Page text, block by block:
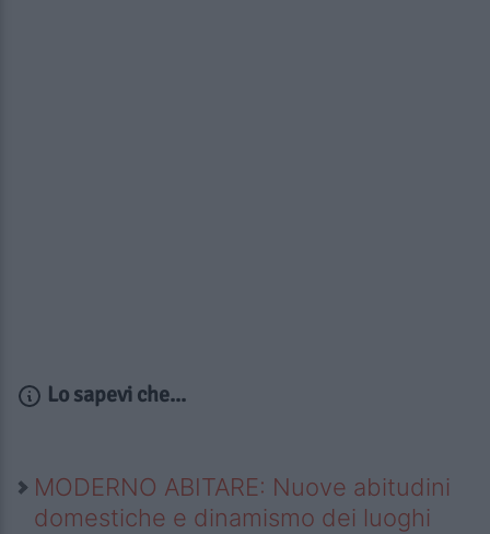
Lo sapevi che...
MODERNO ABITARE: Nuove abitudini
domestiche e dinamismo dei luoghi